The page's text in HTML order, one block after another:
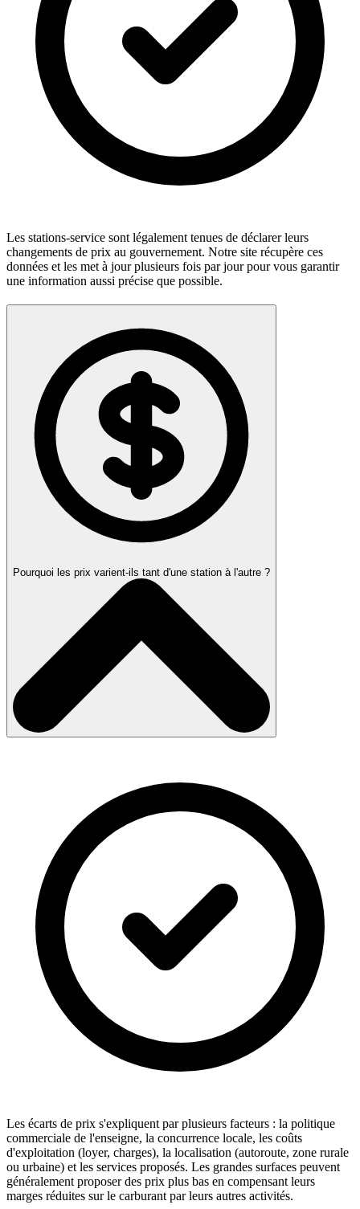
Les stations-service sont légalement tenues de déclarer leurs
changements de prix au gouvernement. Notre site récupère ces
données et les met à jour plusieurs fois par jour pour vous garantir
une information aussi précise que possible.
Pourquoi les prix varient-ils tant d'une station à l'autre ?
Les écarts de prix s'expliquent par plusieurs facteurs : la politique
commerciale de l'enseigne, la concurrence locale, les coûts
d'exploitation (loyer, charges), la localisation (autoroute, zone rurale
ou urbaine) et les services proposés. Les grandes surfaces peuvent
généralement proposer des prix plus bas en compensant leurs
marges réduites sur le carburant par leurs autres activités.